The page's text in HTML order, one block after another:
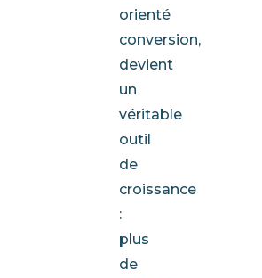
orienté
conversion,
devient
un
véritable
outil
de
croissance
:
plus
de